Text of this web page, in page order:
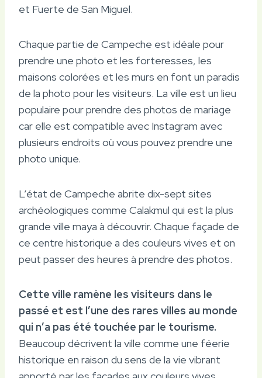
et Fuerte de San Miguel.
Chaque partie de Campeche est idéale pour
prendre une photo et les forteresses, les
maisons colorées et les murs en font un paradis
de la photo pour les visiteurs. La ville est un lieu
populaire pour prendre des photos de mariage
car elle est compatible avec Instagram avec
plusieurs endroits où vous pouvez prendre une
photo unique.
L’état de Campeche abrite dix-sept sites
archéologiques comme Calakmul qui est la plus
grande ville maya à découvrir. Chaque façade de
ce centre historique a des couleurs vives et on
peut passer des heures à prendre des photos.
Cette ville ramène les visiteurs dans le
passé et est l’une des rares villes au monde
qui n’a pas été touchée par le tourisme.
Beaucoup décrivent la ville comme une féerie
historique en raison du sens de la vie vibrant